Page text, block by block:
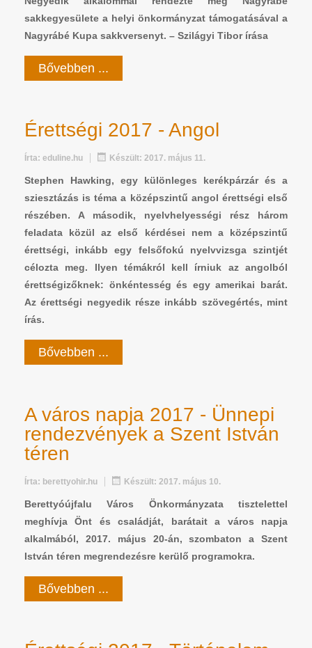
sakkegyesülete a helyi önkormányzat támogatásával a
Nagyrábé Kupa sakkversenyt. – Szilágyi Tibor írása
Bővebben ...
Érettségi 2017 - Angol
Írta: eduline.hu Készült: 2017. május 11.
Stephen Hawking, egy különleges kerékpárzár és a
sziesztázás is téma a középszintű angol érettségi első
részében. A második, nyelvhelyességi rész három
feladata közül az első kérdései nem a középszintű
érettségi, inkább egy felsőfokú nyelvvizsga szintjét
célozta meg. Ilyen témákról kell írniuk az angolból
érettségizőknek: önkéntesség és egy amerikai barát.
Az érettségi negyedik része inkább szövegértés, mint
írás.
Bővebben ...
A város napja 2017 - Ünnepi
rendezvények a Szent István
téren
Írta: berettyohir.hu Készült: 2017. május 10.
Berettyóújfalu Város Önkormányzata tisztelettel
meghívja Önt és családját, barátait a város napja
alkalmából, 2017. május 20-án, szombaton a Szent
István téren megrendezésre kerülő programokra.
Bővebben ...